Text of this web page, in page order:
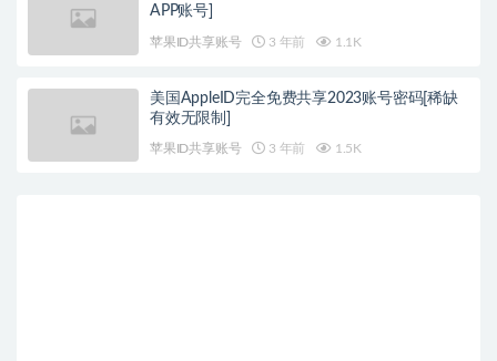
APP账号]
苹果ID共享账号 3 年前 1.1K
美国AppleID完全免费共享2023账号密码[稀缺
有效无限制]
苹果ID共享账号 3 年前 1.5K